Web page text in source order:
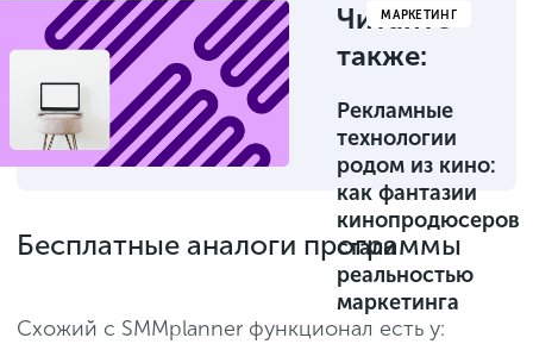
МАРКЕТИНГ
Читайте
также:
Рекламные
технологии
родом из кино:
как фантазии
кинопродюсеров
стали
реальностью
маркетинга
Бесплатные аналоги программы
Схожий с SMMplanner функционал есть у: